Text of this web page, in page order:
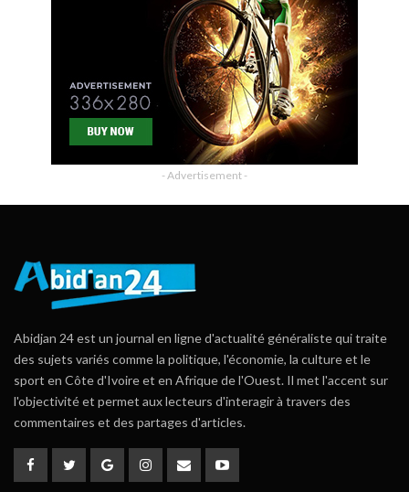
- Advertisement -
Abidjan 24 est un journal en ligne d'actualité généraliste qui traite
des sujets variés comme la politique, l'économie, la culture et le
sport en Côte d'Ivoire et en Afrique de l'Ouest. Il met l'accent sur
l'objectivité et permet aux lecteurs d'interagir à travers des
commentaires et des partages d'articles.